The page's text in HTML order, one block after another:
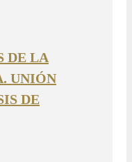
DE LA
UNIÓN
DE